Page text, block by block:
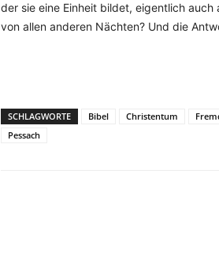
der sie eine Einheit bildet, eigentlich
von allen anderen Nächten? Und die
SCHLAGWORTE Bibel Christentum
Pessach